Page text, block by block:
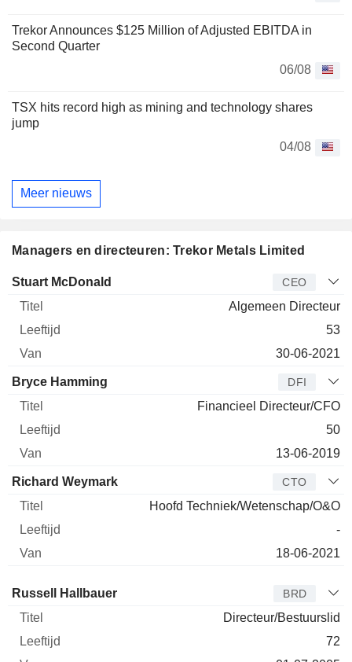
Trekor Announces $125 Million of Adjusted EBITDA in
Second Quarter
06/08
TSX hits record high as mining and technology shares
jump
04/08
Meer nieuws
Managers en directeuren: Trekor Metals Limited
Bedrijfsleider Titel
Stuart McDonald CEO
Algemeen Directeur
53
30-06-2021
Bryce Hamming DFI
Financieel Directeur/CFO
50
13-06-2019
Richard Weymark CTO
Hoofd Techniek/Wetenschap/O&O
-
18-06-2021
Bestuurder Titel Leeftijd
Russell Hallbauer BRD
Directeur/Bestuurslid
72